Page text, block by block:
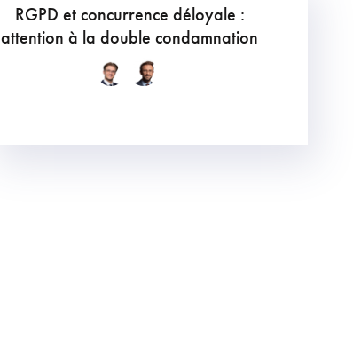
RGPD et concurrence déloyale :
attention à la double condamnation